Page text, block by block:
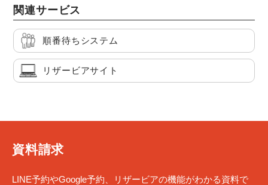
関連サービス
順番待ちシステム
リザービアサイト
資料請求
LINE予約やGoogle予約、リザービアの機能がわかる資料で